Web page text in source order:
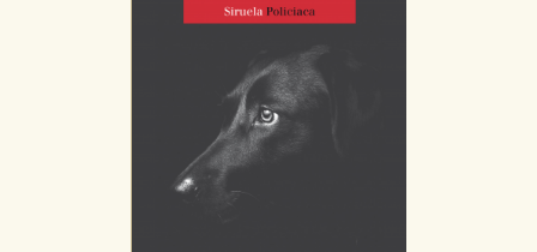
Estas cookies son gestionadas por nuestros socios
publicitarios y se utilizan para mostrar publicidad
almacenan directamente información personal sino
que se basan en la identificación única de su
navegador y dispositivo de internet.
GUARDAR CONFIGURACIÓN